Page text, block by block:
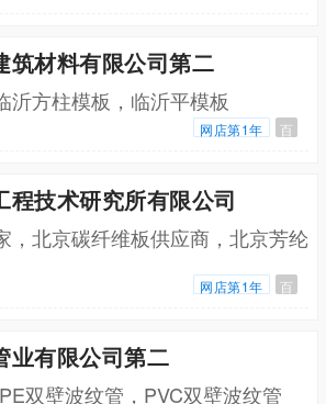
筑材料有限公司第二
沂方柱模板，临沂平模板
网店第1年 百
程技术研究所有限公司
，北京碳纤维板供应商，北京芳纶
网店第1年 百
业有限公司第二
双壁波纹管，PVC双壁波纹管